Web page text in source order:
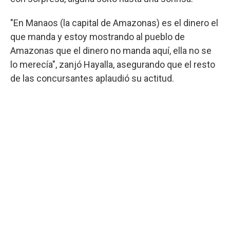
"En Manaos (la capital de Amazonas) es el dinero el
que manda y estoy mostrando al pueblo de
Amazonas que el dinero no manda aquí, ella no se
lo merecía", zanjó Hayalla, asegurando que el resto
de las concursantes aplaudió su actitud.